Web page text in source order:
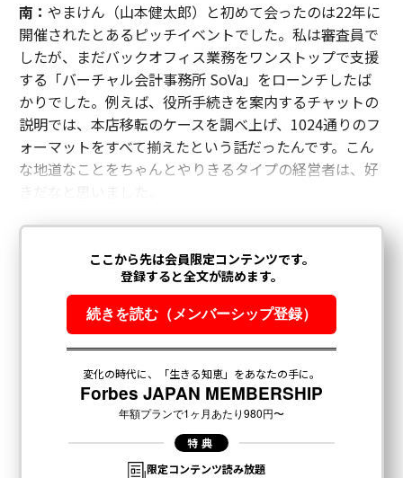
南： やまけん（山本健太郎）と初めて会ったのは22年に
開催されたとあるピッチイベントでした。私は審査員で
したが、まだバックオフィス業務をワンストップで支援
する「バーチャル会計事務所 SoVa」をローンチしたば
かりでした。例えば、役所手続きを案内するチャットの
説明では、本店移転のケースを調べ上げ、1024通りのフ
ォーマットをすべて揃えたという話だったんです。こん
な地道なことをちゃんとやりきるタイプの経営者は、好